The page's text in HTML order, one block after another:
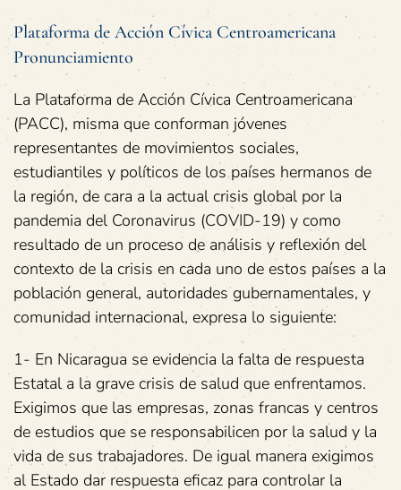
Plataforma de Acción Cívica Centroamericana
Pronunciamiento
La Plataforma de Acción Cívica Centroamericana
(PACC), misma que conforman jóvenes
representantes de movimientos sociales,
estudiantiles y políticos de los países hermanos de
la región, de cara a la actual crisis global por la
pandemia del Coronavirus (COVID-19) y como
resultado de un proceso de análisis y reflexión del
contexto de la crisis en cada uno de estos países a la
población general, autoridades gubernamentales, y
comunidad internacional, expresa lo siguiente:
1- En Nicaragua se evidencia la falta de respuesta
Estatal a la grave crisis de salud que enfrentamos.
Exigimos que las empresas, zonas francas y centros
de estudios que se responsabilicen por la salud y la
vida de sus trabajadores. De igual manera exigimos
al Estado dar respuesta eficaz para controlar la